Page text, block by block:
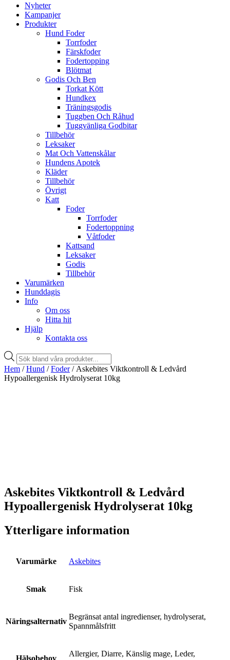
Nyheter
Kampanjer
Produkter
Hund Foder
Torrfoder
Färskfoder
Fodertopping
Blötmat
Godis Och Ben
Torkat Kött
Hundkex
Träningsgodis
Tuggben Och Råhud
Tuggvänliga Godbitar
Tillbehör
Leksaker
Mat Och Vattenskålar
Hundens Apotek
Kläder
Tillbehör
Övrigt
Katt
Foder
Torrfoder
Fodertoppning
Våtfoder
Kattsand
Leksaker
Godis
Tillbehör
Varumärken
Hunddagis
Info
Om oss
Hitta hit
Hjälp
Kontakta oss
Products
search
Hem /Hund /Foder/ Askebites Viktkontroll & Ledvård
Hypoallergenisk Hydrolyserat 10kg
Askebites Viktkontroll & Ledvård
Hypoallergenisk Hydrolyserat 10kg
Ytterligare information
Varumärke Askebites
Smak Fisk
Näringsalternativ
Begränsat antal ingredienser, hydrolyserat,
Spannmålsfritt
Allergier, Diarre, Känslig mage, Leder,